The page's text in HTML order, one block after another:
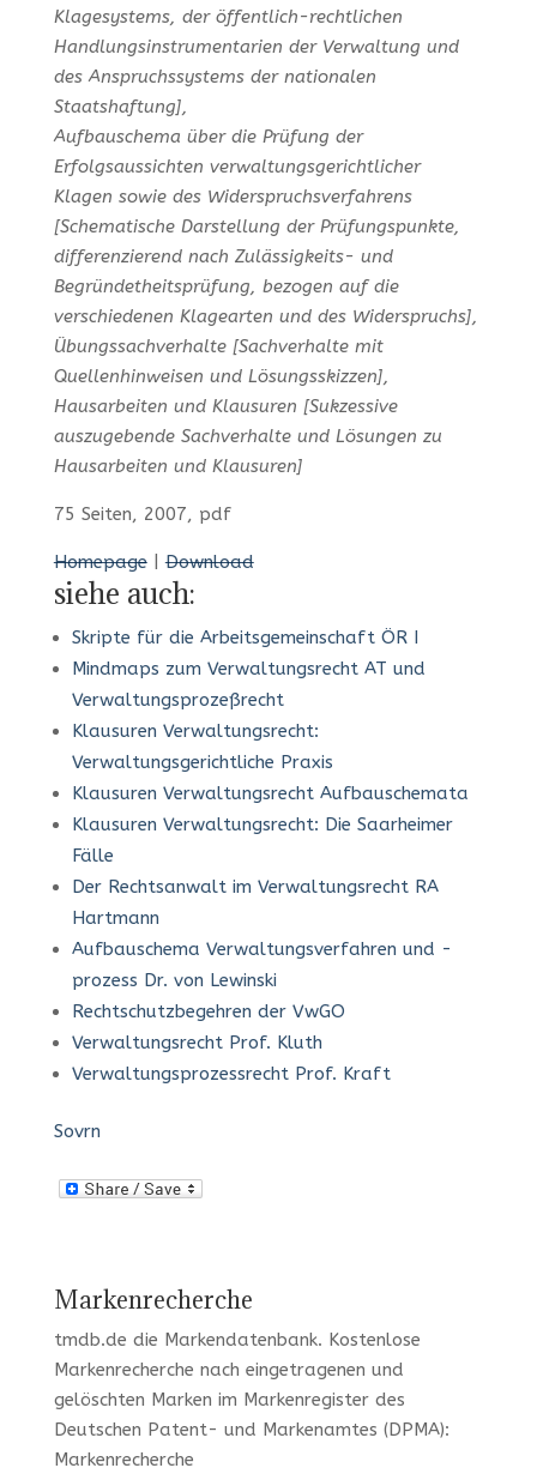
Klagesystems, der öffentlich-rechtlichen
Handlungsinstrumentarien der Verwaltung und
des Anspruchssystems der nationalen
Staatshaftung],
Aufbauschema über die Prüfung der
Erfolgsaussichten verwaltungsgerichtlicher
Klagen sowie des Widerspruchsverfahrens
[Schematische Darstellung der Prüfungspunkte,
differenzierend nach Zulässigkeits- und
Begründetheitsprüfung, bezogen auf die
verschiedenen Klagearten und des Widerspruchs],
Übungssachverhalte [Sachverhalte mit
Quellenhinweisen und Lösungsskizzen],
Hausarbeiten und Klausuren [Sukzessive
auszugebende Sachverhalte und Lösungen zu
Hausarbeiten und Klausuren]
75 Seiten, 2007, pdf
Homepage|Download
siehe auch:
Skripte für die Arbeitsgemeinschaft ÖR I
Mindmaps zum Verwaltungsrecht AT und
Verwaltungsprozeßrecht
Klausuren Verwaltungsrecht:
Verwaltungsgerichtliche Praxis
Klausuren Verwaltungsrecht Aufbauschemata
Klausuren Verwaltungsrecht: Die Saarheimer
Fälle
Der Rechtsanwalt im Verwaltungsrecht RA
Hartmann
Aufbauschema Verwaltungsverfahren und -
prozess Dr. von Lewinski
Rechtschutzbegehren der VwGO
Verwaltungsrecht Prof. Kluth
Verwaltungsprozessrecht Prof. Kraft
Sovrn
Markenrecherche
tmdb.de die Markendatenbank. Kostenlose
Markenrecherche nach eingetragenen und
gelöschten Marken im Markenregister des
Deutschen Patent- und Markenamtes (DPMA):
Markenrecherche